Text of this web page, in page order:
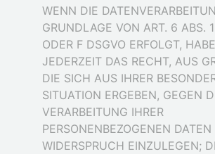
WENN DIE
GRUNDLAGE VON ART. 6 ABS.
ODER F DSGVO ERFOLGT,
JEDERZEIT DAS RECHT, AUS
DIE SICH AUS IHRER
SITUATION ERGEBEN, GEGEN
VERARBEITUNG IHRER
PERSONENBEZOGENEN DATEN
WIDERSPRUCH EINZULEGEN;